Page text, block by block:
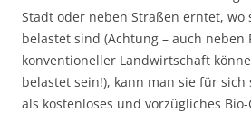
Stadt oder neben Straßen erntet,
belastet sind (Achtung – auch neben
konventioneller Landwirtschaft
belastet sein!), kann man sie für
als kostenloses und vorzügliches